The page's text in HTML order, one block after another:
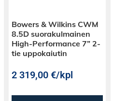
Bowers & Wilkins CWM
8.5D suorakulmainen
High-Performance 7” 2-
tie uppokaiutin
2 319,00€/kpl